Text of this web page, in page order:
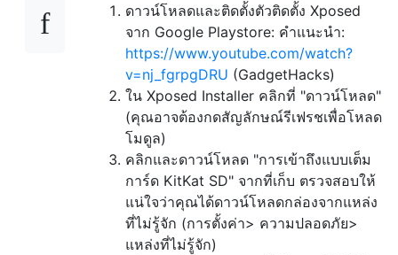
ดาวน์โหลดและติดตั้งตัวติดตั้ง Xposed
จาก Google Playstore: คำแนะนำ:
https://www.youtube.com/watch?
v=nj_fgrpgDRU (GadgetHacks)
ใน Xposed Installer คลิกที่ "ดาวน์โหลด"
(คุณอาจต้องกดสัญลักษณ์รีเฟรชเพื่อโหลด
โมดูล)
คลิกและดาวน์โหลด "การเข้าถึงแบบเต็ม
การ์ด KitKat SD" จากที่เก็บ ตรวจสอบให้
แน่ใจว่าคุณได้ดาวน์โหลดกล่องจากแหล่ง
ที่ไม่รู้จัก (การตั้งค่า> ความปลอดภัย>
แหล่งที่ไม่รู้จัก)